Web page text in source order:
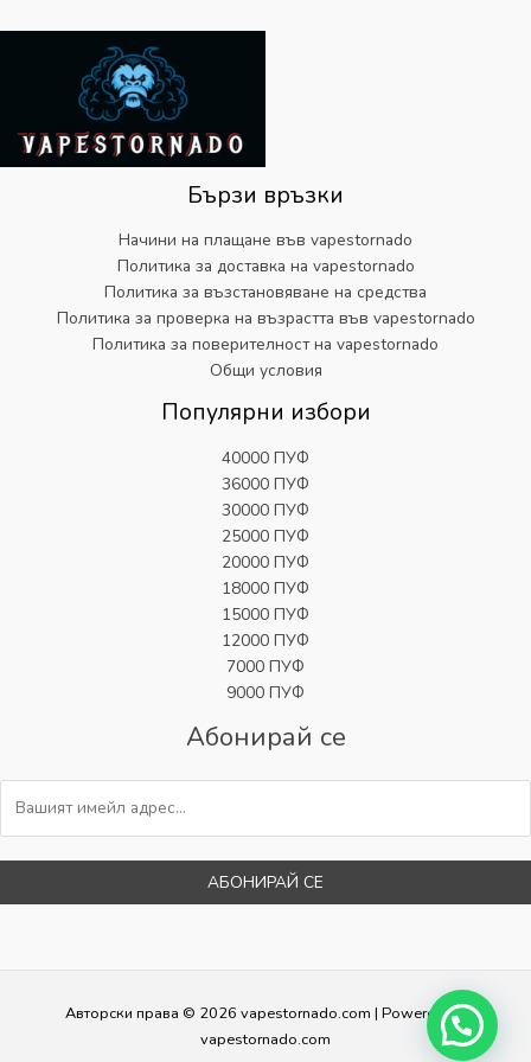
.2
5
.
9
9
.
а
ц
е
н
а
:
.
9
9
.
а
5
8
Бързи връзки
Начини на плащане във vapestornado
Политика за доставка на vapestornado
Политика за възстановяване на средства
Политика за проверка на възрастта във vapestornado
Политика за поверителност на vapestornado
Общи условия
Популярни избори
40000 ПУФ
36000 ПУФ
30000 ПУФ
25000 ПУФ
20000 ПУФ
18000 ПУФ
15000 ПУФ
12000 ПУФ
7000 ПУФ
9000 ПУФ
Абонирай се
АБОНИРАЙ СЕ
Авторски права © 2026 vapestornado.com | Powered by
vapestornado.com